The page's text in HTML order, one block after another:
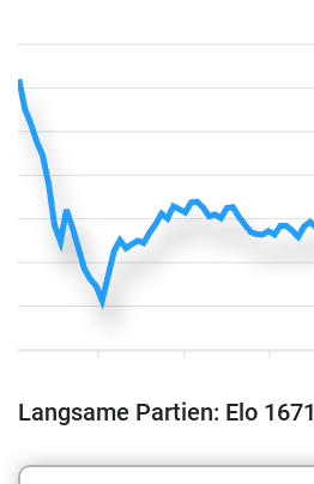
Langsame Partien: Elo 1671